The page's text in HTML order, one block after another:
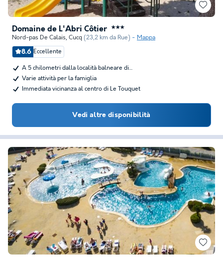
Domaine de L'Abri Côtier ★★★
Nord-pas De Calais, Cucq (23,2 km da Rue) Mappa
8.6 Eccellente
A 5 chilometri dalla località balneare di…
Varie attività per la famiglia
Immediata vicinanza al centro di Le Touquet
Vedi altre disponibilità